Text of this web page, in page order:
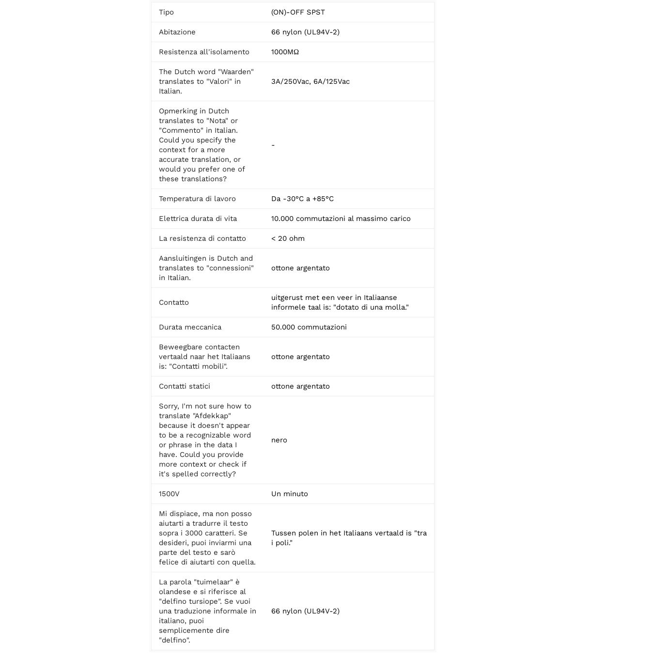
Tipo (ON)-OFF SPST
Abitazione 66 nylon (UL94V-2)
Resistenza all'isolamento 1000MΩ
The Dutch word "Waarden"
translates to "Valori" in
Italian.
3A/250Vac, 6A/125Vac
Opmerking in Dutch
translates to "Nota" or
"Commento" in Italian.
Could you specify the
context for a more
accurate translation, or
would you prefer one of
these translations?
-
Temperatura di lavoro Da -30°C a +85°C
Elettrica durata di vita 10.000 commutazioni al massimo carico
La resistenza di contatto < 20 ohm
Aansluitingen is Dutch and
translates to "connessioni"
in Italian.
ottone argentato
Contatto
uitgerust met een veer in Italiaanse
informele taal is: "dotato di una molla."
Durata meccanica 50.000 commutazioni
Beweegbare contacten
vertaald naar het Italiaans
is: "Contatti mobili".
ottone argentato
Contatti statici ottone argentato
Sorry, I'm not sure how to
translate "Afdekkap"
because it doesn't appear
to be a recognizable word
or phrase in the data I
have. Could you provide
more context or check if
it's spelled correctly?
nero
1500V Un minuto
Mi dispiace, ma non posso
aiutarti a tradurre il testo
sopra i 3000 caratteri. Se
desideri, puoi inviarmi una
parte del testo e sarò
felice di aiutarti con quella.
Tussen polen in het Italiaans vertaald is "tra
i poli."
La parola "tuimelaar" è
olandese e si riferisce al
"delfino tursiope". Se vuoi
una traduzione informale in
italiano, puoi
semplicemente dire
"delfino".
66 nylon (UL94V-2)